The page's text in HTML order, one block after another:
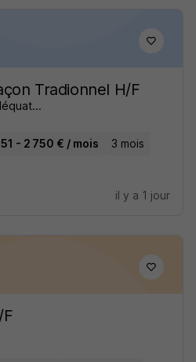
Tradionnel H/F
- 2 750 € / mois 3 mois
il y a 1 jour